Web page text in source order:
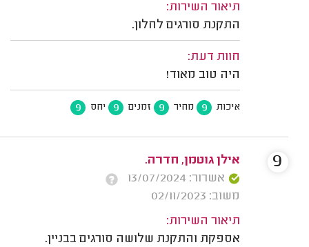
תיאור השירות:
התקנת סורגים לחלון.
חוות דעת:
היה טוב מאוד!
איכות 9 מחיר 9 זמנים 9 יחס 9
אילן גוטמן, חדרה.
אשרור: 13/07/2024
משוב: 02/11/2023
תיאור השירות:
אספקת והתקנת שלושה סורגים בבניין.
9